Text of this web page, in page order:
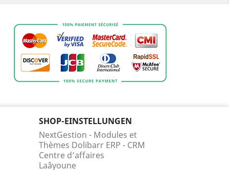
SHOP-EINSTELLUNGEN
NextGestion - Modules et
Thèmes Dolibarr ERP - CRM
Centre d’affaires
Laâyoune